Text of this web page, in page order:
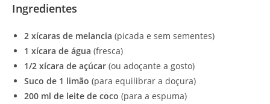
Ingredientes
2 xícaras de melancia (picada e sem sementes)
1 xícara de água (fresca)
1/2 xícara de açúcar (ou adoçante a gosto)
Suco de 1 limão (para equilibrar a doçura)
200 ml de leite de coco (para a espuma)